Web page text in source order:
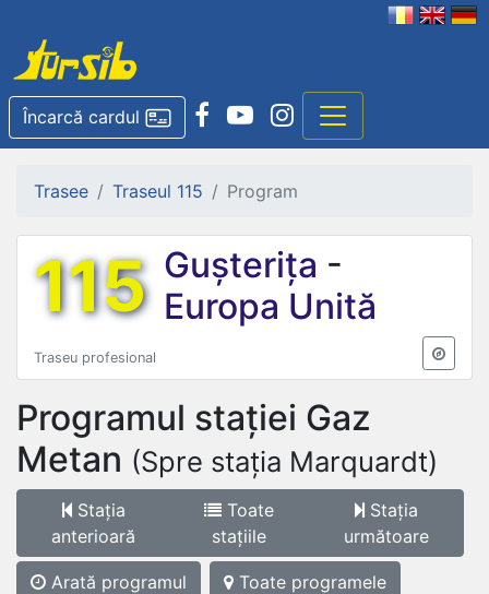
Încarcă cardul
Trasee Traseul 115 Program
115 Gușterița -
Europa Unită
Traseu profesional
Programul stației Gaz
Metan (Spre stația Marquardt)
Stația
anterioară
Toate
stațiile
Stația
următoare
Arată programul
Toate programele